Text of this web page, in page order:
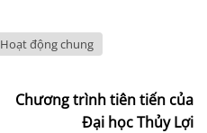
Hoạt động chung
Chương trình tiên tiến của
Đại học Thủy Lợi